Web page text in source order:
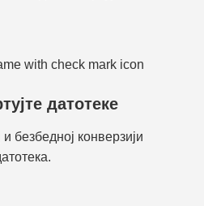
датотеке
и безбедној конверзији